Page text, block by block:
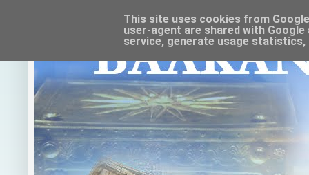
This site uses cookies from
user-agent are shared with
service, generate usage statistics,